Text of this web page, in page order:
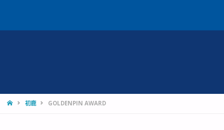
HOME初鹿 GOLDENPIN AWARD